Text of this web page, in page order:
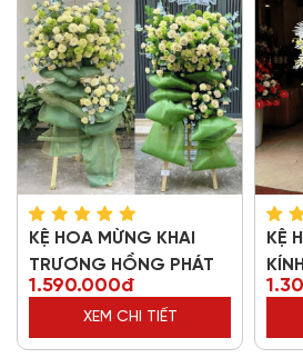
KỆ HOA MỪNG KHAI
TRƯƠNG HỒNG PHÁT
1.590.000đ
XEM CHI TIẾT
KỆ
KÍNH